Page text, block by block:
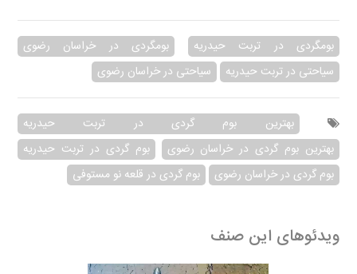
بومگردی در تربت حیدریه
بومگردی در خراسان رضوی
سیاحتی در تربت حیدریه
سیاحتی در خراسان رضوی
بهترین بوم گردی در تربت حیدریه
بهترین بوم گردی در خراسان رضوی
بوم گردی در تربت حیدریه
بوم گردی در خراسان رضوی
بوم گردی در قلعه نو مستوفی
ویدئوهای این صنف